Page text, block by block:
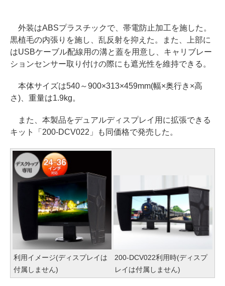
外装はABSプラスチックで、帯電防止加工を施した。
黒植毛の内張りを施し、乱反射を抑えた。また、上部に
はUSBケーブル配線用の溝と蓋を用意し、キャリブレー
ションセンサー取り付けの際にも遮光性を維持できる。
本体サイズは540～900×313×459mm(幅×奥行き×高
さ)、重量は1.9kg。
また、本製品をデュアルディスプレイ用に拡張できる
キット「200-DCV022」も同価格で発売した。
利用イメージ(ディスプレイは
付属しません)
200-DCV022利用時(ディスプ
レイは付属しません)